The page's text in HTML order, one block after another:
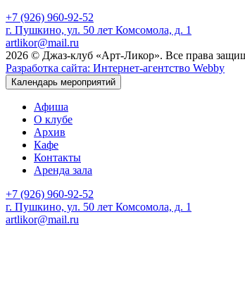
+7 (926) 960-92-52
г. Пушкино, ул. 50 лет Комсомола, д. 1
artlikor@mail.ru
2026 © Джаз-клуб «Арт-Ликор». Все права
Разработка сайта: Интернет-агентство Webby
Календарь мероприятий
Афиша
О клубе
Архив
Кафе
Контакты
Аренда зала
+7 (926) 960-92-52
г. Пушкино, ул. 50 лет Комсомола, д. 1
artlikor@mail.ru